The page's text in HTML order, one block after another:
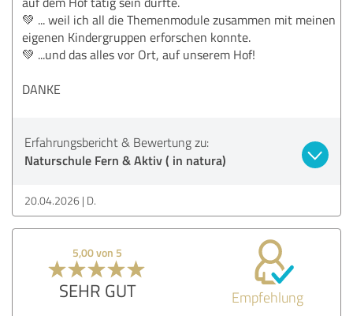
💚 ... weil ich all die Themenmodule zusammen mit meinen
eigenen Kindergruppen erforschen konnte.
💚 ...und das alles vor Ort, auf unserem Hof!
DANKE
Erfahrungsbericht & Bewertung zu:
Naturschule Fern & Aktiv ( in natura)
20.04.2026 D.
5,00 von 5
SEHR GUT Empfehlung